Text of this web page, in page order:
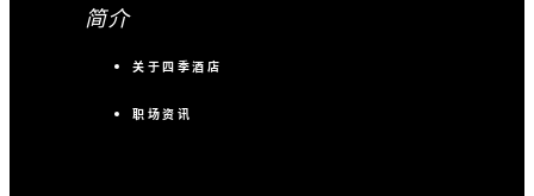
简介
关于四季酒店
职场资讯